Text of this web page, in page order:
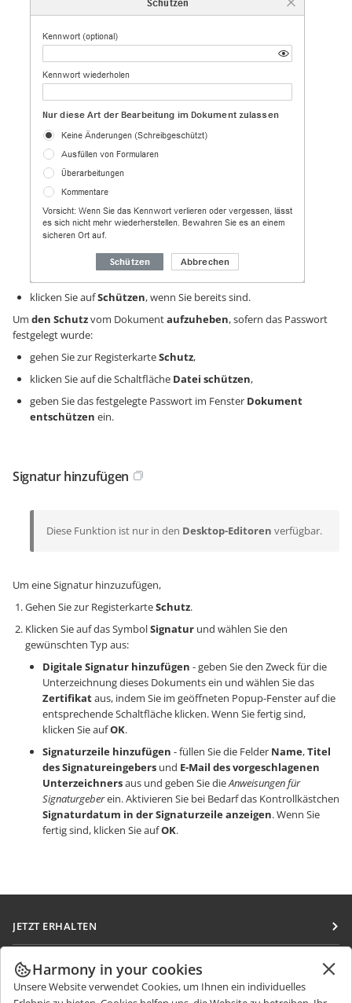
klicken Sie aufSchützen, wenn Sie bereits sind.
Um den Schutzvom Dokumentaufzuheben, sofern das Passwort
festgelegt wurde:
gehen Sie zur RegisterkarteSchutz,
klicken Sie auf die Schaltfläche Datei schützen,
geben Sie das festgelegte Passwort im Fenster Dokument
entschützen ein.
Signatur hinzufügen
Diese Funktion ist nur in den Desktop-Editoren verfügbar.
Um eine Signatur hinzuzufügen,
Gehen Sie zur RegisterkarteSchutz.
Klicken Sie auf das SymbolSignatur und wählen Sie den
gewünschten Typ aus:
Digitale Signatur hinzufügen - geben Sie den Zweck für die
Unterzeichnung dieses Dokuments ein und wählen Sie das
Zertifikataus, indem Sie im geöffneten Popup-Fenster auf die
entsprechende Schaltfläche klicken. Wenn Sie fertig sind,
klicken Sie aufOK.
Signaturzeile hinzufügen - füllen Sie die Felder Name,Titel
des Signatureingebers und E-Mail des vorgeschlagenen
Unterzeichnersaus und geben Sie dieAnweisungen für
Signaturgeberein. Aktivieren Sie bei Bedarf das Kontrollkästchen
Signaturdatum in der Signaturzeile anzeigen. Wenn Sie
fertig sind, klicken Sie aufOK.
JETZT ERHALTEN
Docs
DocSpace
ZUSAMMENARBEITEN
Für Mitwirkende
Harmony in your cookies
Unsere Website verwendet Cookies, um Ihnen ein individuelles